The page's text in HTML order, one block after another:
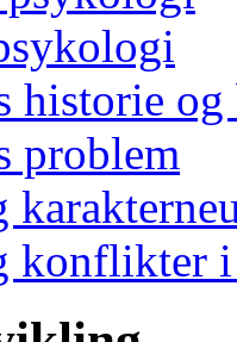
historie og
problem
konflikter